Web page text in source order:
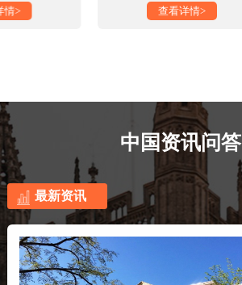
情> 查看详情>
中国资讯问答
最新资讯